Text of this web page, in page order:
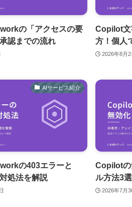
の「アクセスの要
認までの流れ
Copilot文
方！個人
2026年8月
AIサービス紹介
の403エラーと
処法を解説
Copilotの
ル方法3
2026年7月